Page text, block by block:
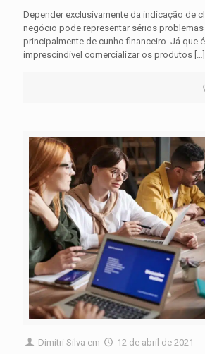
Depender exclusivamente da indicação de
negócio pode representar sérios problemas
principalmente de cunho financeiro. Já que é
imprescindível comercializar os produtos […]
Dimitri Silva em 12 de abril de 2021